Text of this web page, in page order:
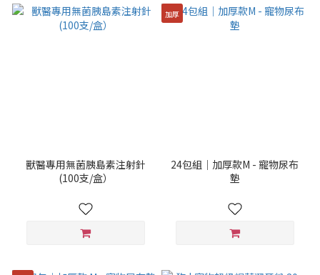
獸醫專用無菌胰島素注射針
(100支/盒）
加厚
24包組｜加厚款M - 寵物尿布
墊